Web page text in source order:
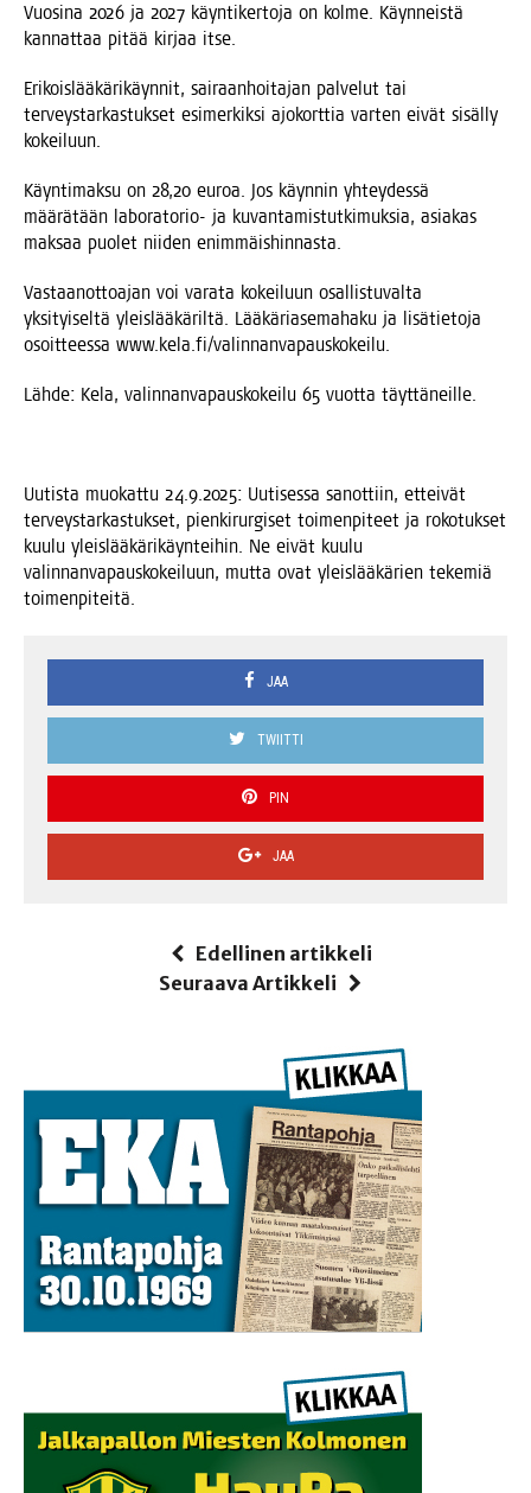
Vuo­si­na 2026 ja 2027 käyn­ti­ker­to­ja on kol­me. Käyn­neis­tä
kan­nat­taa pitää kir­jaa itse.
Eri­kois­lää­kä­ri­käyn­nit, sai­raan­hoi­ta­jan pal­ve­lut tai
ter­veys­tar­kas­tuk­set esi­mer­kik­si ajo­kort­tia var­ten eivät sisäl­ly
kokeiluun.
Käyn­ti­mak­su on 28,20 euroa. Jos käyn­nin yhtey­des­sä
mää­rä­tään labo­ra­to­rio- ja kuvan­ta­mis­tut­ki­muk­sia, asia­kas
mak­saa puo­let nii­den enimmäishinnasta.
Vas­taan­ot­toa­jan voi vara­ta kokei­luun osal­lis­tu­val­ta
yksi­tyi­sel­tä yleis­lää­kä­ril­tä. Lää­kä­ria­se­ma­ha­ku ja lisä­tie­to­ja
osoit­tees­sa www.kela.fi/valinnanvapauskokeilu.
Läh­de: Kela, valin­nan­va­paus­ko­kei­lu 65 vuot­ta täyttäneille.
Uutis­ta muo­kat­tu 24.9.2025: Uuti­ses­sa sanot­tiin, ettei­vät
ter­veys­tar­kas­tuk­set, pien­ki­rur­gi­set toi­men­pi­teet ja roko­tuk­set
kuu­lu yleis­lää­kä­ri­käyn­tei­hin. Ne eivät kuu­lu
valin­nan­va­paus­ko­kei­luun, mut­ta ovat yleis­lää­kä­rien teke­miä
toimenpiteitä.
JAA
TWIITTI
PIN
JAA
Edellinen artikkeli
Seuraava Artikkeli